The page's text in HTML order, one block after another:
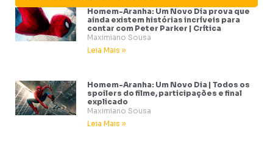
Homem-Aranha: Um Novo Dia prova que
ainda existem histórias incríveis para
contar com Peter Parker | Crítica
Maximiano Sousa
Leia Mais »
Homem-Aranha: Um Novo Dia | Todos os
spoilers do filme, participações e final
explicado
Maximiano Sousa
Leia Mais »